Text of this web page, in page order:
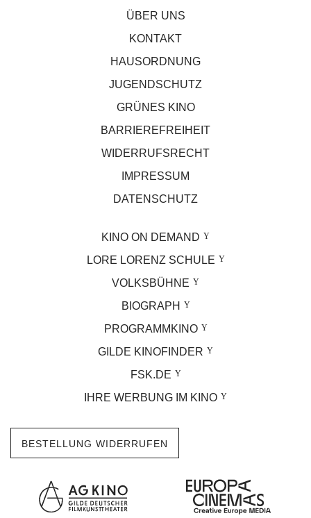
ÜBER UNS
KONTAKT
HAUSORDNUNG
JUGENDSCHUTZ
GRÜNES KINO
BARRIEREFREIHEIT
WIDERRUFSRECHT
IMPRESSUM
DATENSCHUTZ
KINO ON DEMAND
LORE LORENZ SCHULE
VOLKSBÜHNE
BIOGRAPH
PROGRAMMKINO
GILDE KINOFINDER
FSK.DE
IHRE WERBUNG IM KINO
BESTELLUNG WIDERRUFEN